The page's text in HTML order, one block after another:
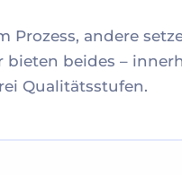
Prozess, andere
beides –
Qualitätsstufen.